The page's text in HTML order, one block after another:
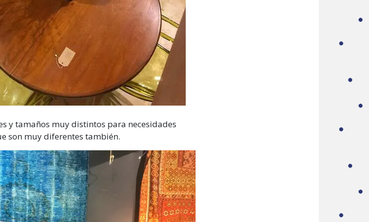
y tamaños muy distintos para necesidades
son muy diferentes también.